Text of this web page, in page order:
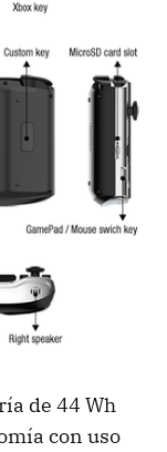
de 44 Wh
con uso